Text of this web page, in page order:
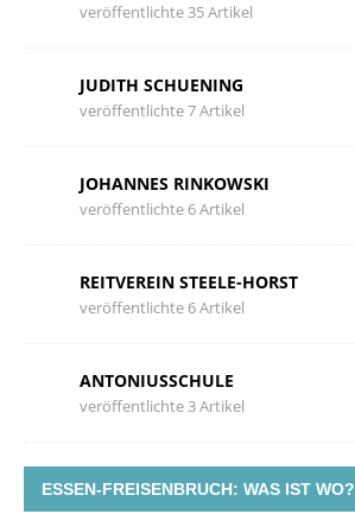
veröffentlichte 35 Artikel
JUDITH SCHUENING
veröffentlichte 7 Artikel
JOHANNES RINKOWSKI
veröffentlichte 6 Artikel
REITVEREIN STEELE-HORST
veröffentlichte 6 Artikel
ANTONIUSSCHULE
veröffentlichte 3 Artikel
ESSEN-FREISENBRUCH: WAS IST WO?